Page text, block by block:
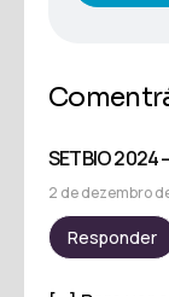
SETBIO 2024
2 de dezembro
Responder